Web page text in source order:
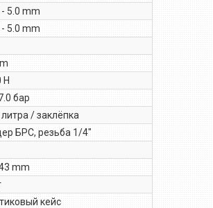
5.0 mm
5.0 mm
Н
бар
/ заклёпка
БРС, резьба 1/4″
mm
кейс